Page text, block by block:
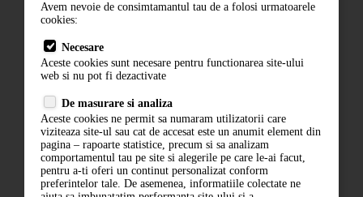
Termeni si conditii
Politica de confidentialitate
ANPC
Avem nevoie de consimtamantul tau de a folosi urmatoarele
cookies:
Necesare
Aceste cookies sunt necesare pentru functionarea site-ului
web si nu pot fi dezactivate
De masurare si analiza
Aceste cookies ne permit sa numaram utilizatorii care
viziteaza site-ul sau cat de accesat este un anumit element din
pagina – rapoarte statistice, precum si sa analizam
comportamentul tau pe site si alegerile pe care le-ai facut,
pentru a-ti oferi un continut personalizat conform
preferintelor tale. De asemenea, informatiile colectate ne